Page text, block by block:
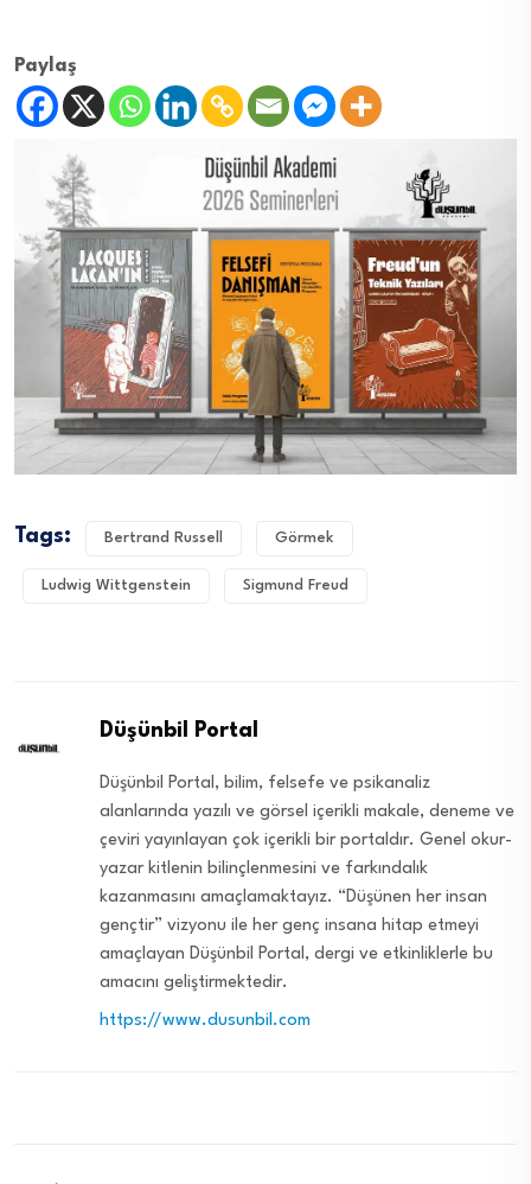
Paylaş
Tags: Bertrand Russell Görmek
Ludwig Wittgenstein Sigmund Freud
Düşünbil Portal
Düşünbil Portal, bilim, felsefe ve psikanaliz
alanlarında yazılı ve görsel içerikli makale, deneme ve
çeviri yayınlayan çok içerikli bir portaldır. Genel okur-
yazar kitlenin bilinçlenmesini ve farkındalık
kazanmasını amaçlamaktayız. “Düşünen her insan
gençtir” vizyonu ile her genç insana hitap etmeyi
amaçlayan Düşünbil Portal, dergi ve etkinliklerle bu
amacını geliştirmektedir.
https://www.dusunbil.com